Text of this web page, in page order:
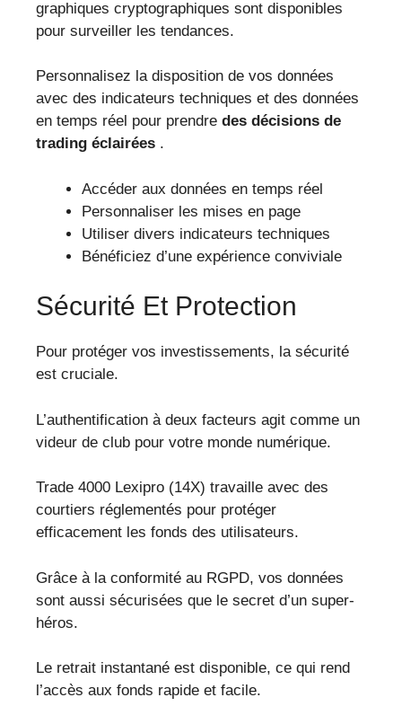
graphiques cryptographiques sont disponibles
pour surveiller les tendances.
Personnalisez la disposition de vos données
avec des indicateurs techniques et des données
en temps réel pour prendre des décisions de
trading éclairées .
Accéder aux données en temps réel
Personnaliser les mises en page
Utiliser divers indicateurs techniques
Bénéficiez d’une expérience conviviale
Sécurité Et Protection
Pour protéger vos investissements, la sécurité
est cruciale.
L’authentification à deux facteurs agit comme un
videur de club pour votre monde numérique.
Trade 4000 Lexipro (14X) travaille avec des
courtiers réglementés pour protéger
efficacement les fonds des utilisateurs.
Grâce à la conformité au RGPD, vos données
sont aussi sécurisées que le secret d’un super-
héros.
Le retrait instantané est disponible, ce qui rend
l’accès aux fonds rapide et facile.